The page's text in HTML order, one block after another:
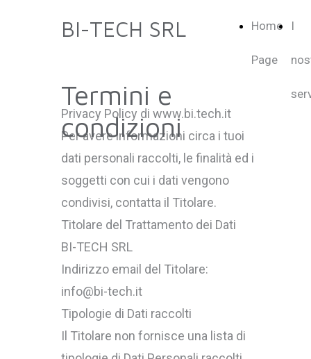
Home
Page
I
BI-TECH SRL
Termini e
condizioni
Privacy Policy di www.bi.tech.it
Per avere informazioni circa i tuoi
dati personali raccolti, le finalità ed i
soggetti con cui i dati vengono
condivisi, contatta il Titolare.
Titolare del Trattamento dei Dati
BI-TECH SRL
Indirizzo email del Titolare:
info@bi-tech.it
Tipologie di Dati raccolti
Il Titolare non fornisce una lista di